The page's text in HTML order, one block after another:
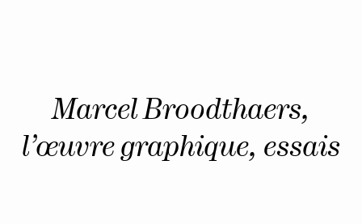
content
Marcel Broodthaers,
l’œuvre graphique, essais